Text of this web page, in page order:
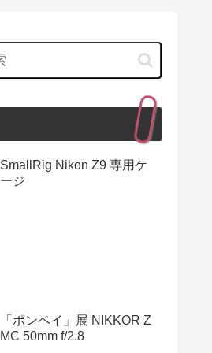
SmallRig Nikon Z9 専用ケ
ージ
「ポンペイ」展 NIKKOR Z
MC 50mm f/2.8